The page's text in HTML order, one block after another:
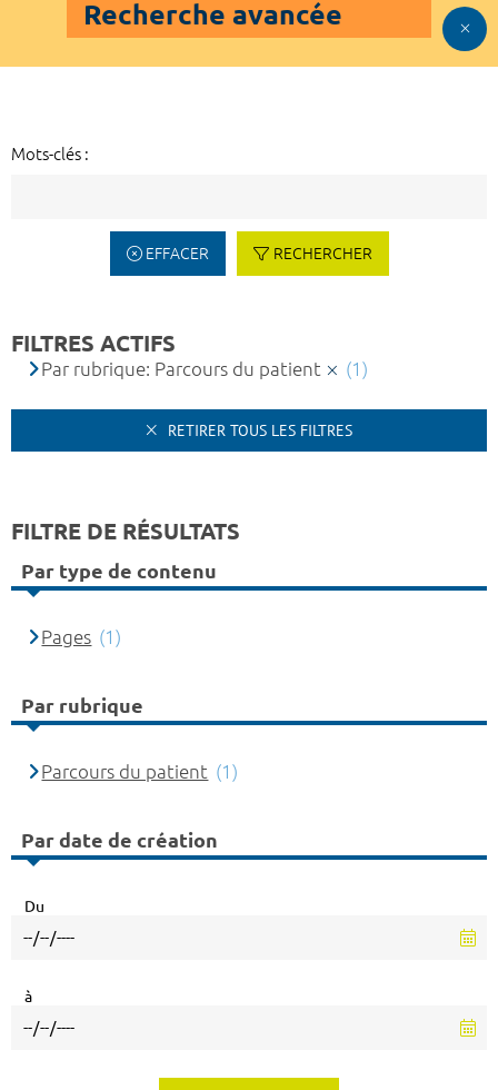
Recherche avancée
Mots-clés :
EFFACER RECHERCHER
FILTRES ACTIFS
Par rubrique: Parcours du patient (1)
RETIRER TOUS LES FILTRES
FILTRE DE RÉSULTATS
Par type de contenu
Pages (1)
Par rubrique
Parcours du patient (1)
Par date de création
Du
à